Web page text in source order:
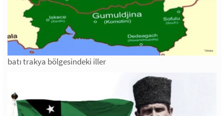
batı trakya bölgesindeki iller